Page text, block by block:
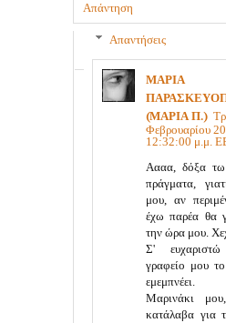
Απάντηση
Απαντήσεις
ΜΑΡΙΑ
(ΜΑΡΙΑ Π.)
Φεβρουαρίου
12:32:00 μ.μ.
Αααα, δόξα
πράγματα,
μου, αν
έχω παρέα θα
την ώρα μου.
Σ'
γραφείο μου
εμεμπνέει.
Μαρινάκι
κατάλαβα για